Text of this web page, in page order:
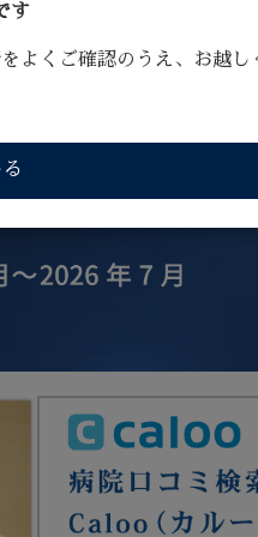
す
よくご確認のうえ、お越し